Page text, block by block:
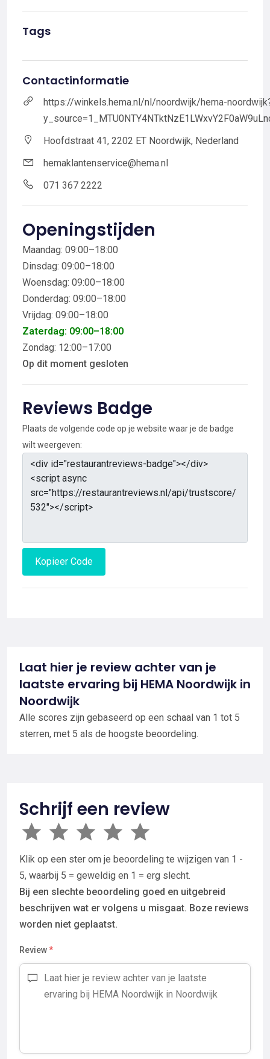
Tags
Contactinformatie
https://winkels.hema.nl/nl/noordwijk/hema-
Hoofdstraat 41, 2202 ET Noordwijk, Nederland
hemaklantenservice@hema.nl
071 367 2222
Openingstijden
Maandag: 09:00–18:00
Dinsdag: 09:00–18:00
Woensdag: 09:00–18:00
Donderdag: 09:00–18:00
Vrijdag: 09:00–18:00
Zaterdag: 09:00–18:00
Zondag: 12:00–17:00
Op dit moment gesloten
Reviews Badge
Plaats de volgende code op je website waar je de badge
wilt weergeven:
Kopieer Code
Laat hier je review achter van je
laatste ervaring bij HEMA Noordwijk in
Noordwijk
Alle scores zijn gebaseerd op een schaal van 1 tot 5
sterren, met 5 als de hoogste beoordeling.
Schrijf een review
Klik op een ster om je beoordeling te wijzigen van 1 -
5, waarbij 5 = geweldig en 1 = erg slecht.
Bij een slechte beoordeling goed en uitgebreid
beschrijven wat er volgens u misgaat. Boze reviews
worden niet geplaatst.
Review*